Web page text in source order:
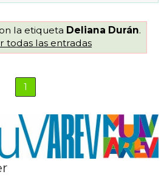
la etiqueta Deliana Durán.
todas las entradas
1